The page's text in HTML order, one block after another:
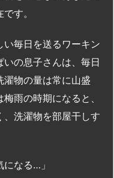
す。
毎日を送るワーキン
の息子さんは、毎日
物の量は常に山盛
雨の時期になると、
、洗濯物を部屋干しす
になる…」